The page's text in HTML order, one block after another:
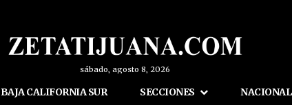
sábado, agosto 8, 2026
BAJA CALIFORNIA SUR SECCIONES NACIONAL